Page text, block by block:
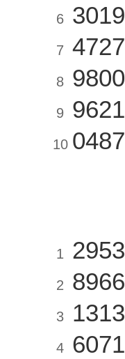
6 3019
7 4727
8 9800
9 9621
10 0487
1 2953
2 8966
3 1313
4 6071